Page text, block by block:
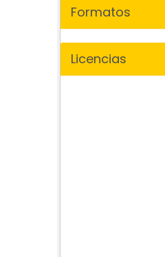
Formatos
Licencias